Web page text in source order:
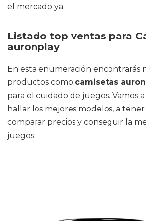
el mercado ya.
Listado top ventas para
auronplay
En esta enumeración encontrarás
productos como camisetas
para el cuidado de juegos. Vamos
hallar los mejores modelos, a
comparar precios y conseguir la
juegos.